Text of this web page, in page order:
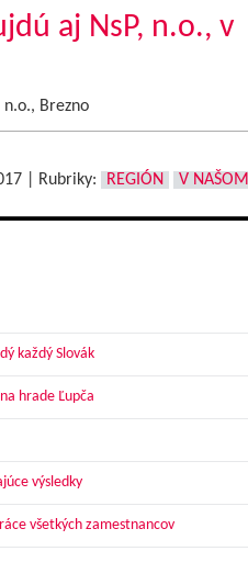
aj NsP, n.o., v
Brezno
| Rubriky: REGIÓN
V NAŠOM
každý Slovák
hrade Ľupča
výsledky
všetkých zamestnancov